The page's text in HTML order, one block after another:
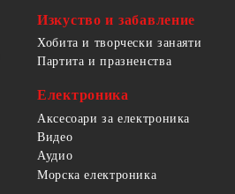
Изкуство и забавление
Хобита и творчески занаяти
Партита и празненства
Електроника
Аксесоари за електроника
Видео
Аудио
Морска електроника